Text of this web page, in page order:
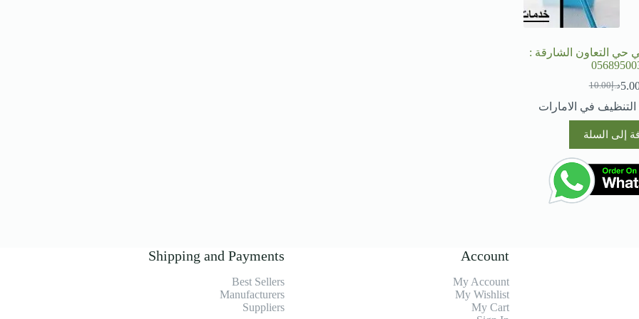
التعاون الشارقة :
د.إ10.00
السعر
الأصلي
هو:
السعر
الحالي
هو:
في الامارات
إلى السلة
Account
My Account
My Wishlist
My Cart
Shipping and Payments
Best Sellers
Manufacturers
Suppliers